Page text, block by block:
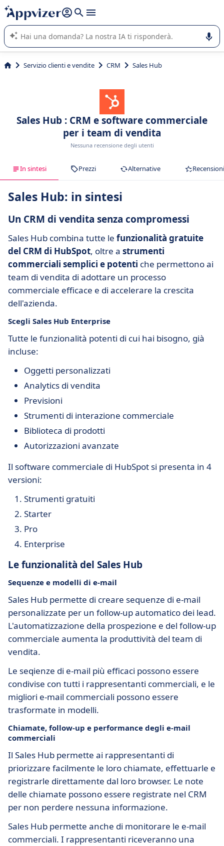
righe con
shift + enter
L'IA di Appvizer vi guida nell'utilizzo o nella scelta di un
software SaaS per la vostra azienda.
Servizio clienti e vendite CRM Sales Hub
Sales Hub : CRM e software commerciale
per i team di vendita
Nessuna recensione degli utenti
In sintesi Prezzi Alternative Recensioni
Sales Hub: in sintesi
Un CRM di vendita senza compromessi
Sales Hub combina tutte le funzionalità gratuite
del CRM di HubSpot, oltre a strumenti
commerciali semplici e potenti che permettono ai
team di vendita di adottare un processo
commerciale efficace e di accelerare la crescita
dell'azienda.
Scegli Sales Hub Enterprise
Tutte le funzionalità potenti di cui hai bisogno, già
incluse:
Oggetti personalizzati
Analytics di vendita
Previsioni
Strumenti di interazione commerciale
Biblioteca di prodotti
Autorizzazioni avanzate
Il software commerciale di HubSpot si presenta in 4
versioni:
Strumenti gratuiti
Starter
Pro
Enterprise
Le funzionalità del Sales Hub
Sequenze e modelli di e-mail
Sales Hub permette di creare sequenze di e-mail
personalizzate per un follow-up automatico dei lead.
L'automatizzazione della prospezione e del follow-up
commerciale aumenta la produttività del team di
vendita.
Le seqienze di e-mail più efficaci possono essere
condivise con tutti i rappresentanti commerciali, e le
migliori e-mail commerciali possono essere
trasformate in modelli.
Chiamate, follow-up e performance degli e-mail
commerciali
Il Sales Hub permette ai rappresentanti di
priorizzare facilmente le loro chiamate, effettuarle e
registrarle direttamente dal loro browser. Le note
delle chiamate possono essere registrate nel CRM
per non perdere nessuna informazione.
Sales Hub permette anche di monitorare le e-mail
commerciali. I rappresentanti riceveranno una